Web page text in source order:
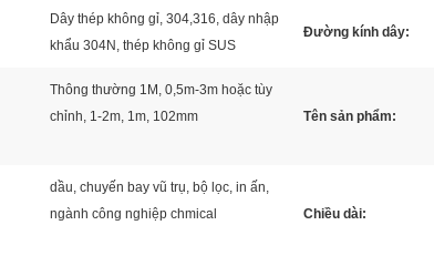
Dây thép không gỉ, 304,316, dây nhập
khẩu 304N, thép không gỉ SUS
Đường kính dây:
Thông thường 1M, 0,5m-3m hoặc tùy
chỉnh, 1-2m, 1m, 102mm
Tên sản phẩm:
dầu, chuyến bay vũ trụ, bộ lọc, in ấn,
ngành công nghiệp chmical
Chiều dài: